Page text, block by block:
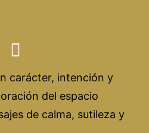
carácter, intención y
del espacio
de calma, sutileza y